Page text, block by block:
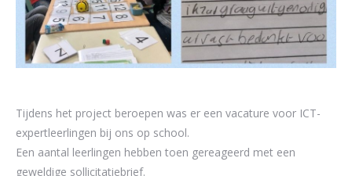
Tijdens het project beroepen was er een vacature voor ICT-
expertleerlingen bij ons op school.
Een aantal leerlingen hebben toen gereageerd met een
geweldige sollicitatiebrief.